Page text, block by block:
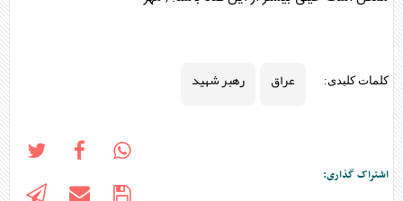
کلمات کلیدی: عراق رهبر شهید
اشتراک گذاری: